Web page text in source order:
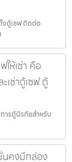
งตู้เซฟ ติดต่อ
ให้เช่า คือ
เช่าตู้เซฟ ตู้
การตู้นิรภัยสำหรับ
นคงมีกล่อง